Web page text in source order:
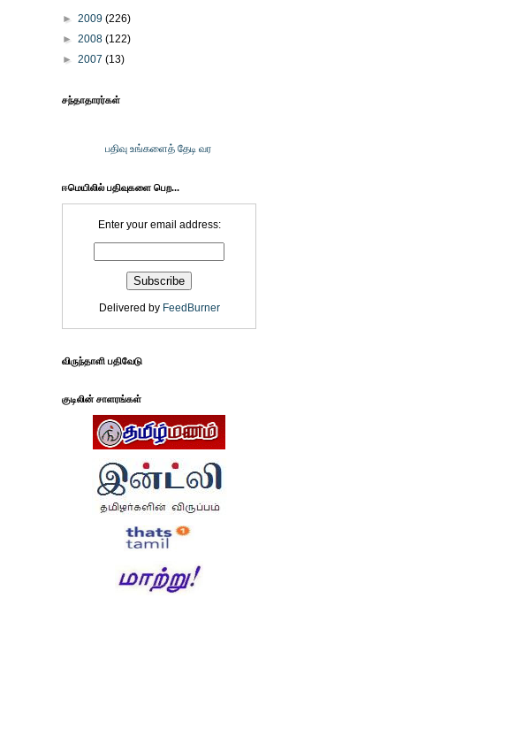
► 2009 (226)
► 2008 (122)
► 2007 (13)
சந்தாதாரர்கள்
பதிவு உங்களைத் தேடி வர
ஈமெயிலில் பதிவுகளை பெற...
Enter your email address:
Delivered by FeedBurner
விருந்தாளி பதிவேடு
குடிலின் சாளரங்கள்